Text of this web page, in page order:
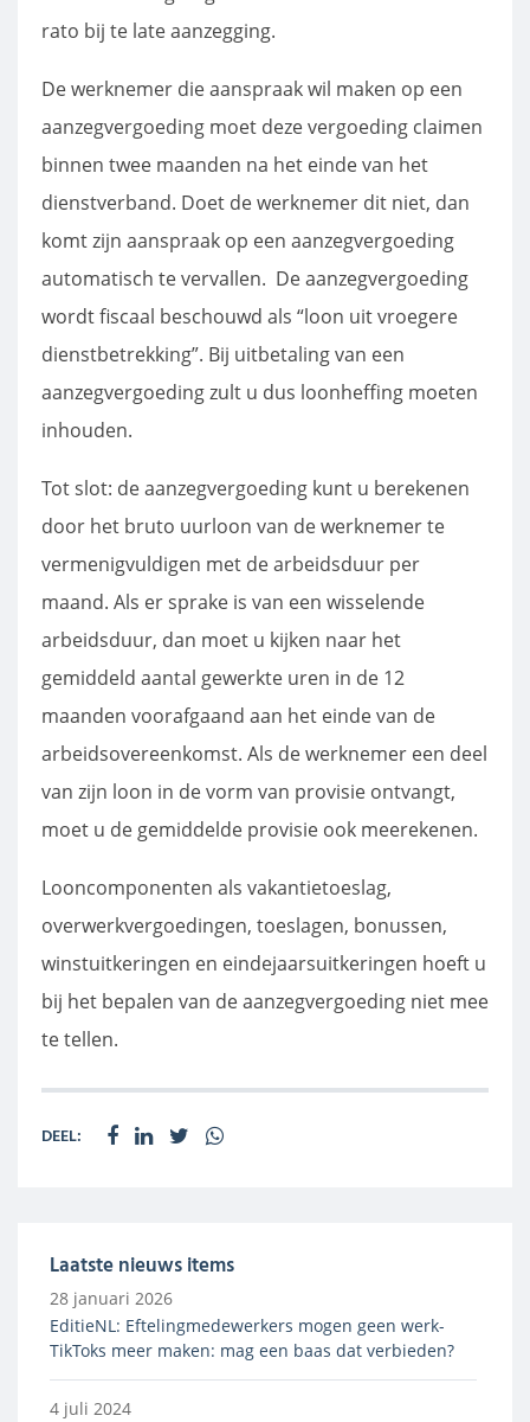
rato bij te late aanzegging.
De werknemer die aanspraak wil maken op een
aanzegvergoeding moet deze vergoeding claimen
binnen twee maanden na het einde van het
dienstverband. Doet de werknemer dit niet, dan
komt zijn aanspraak op een aanzegvergoeding
automatisch te vervallen. De aanzegvergoeding
wordt fiscaal beschouwd als “loon uit vroegere
dienstbetrekking”. Bij uitbetaling van een
aanzegvergoeding zult u dus loonheffing moeten
inhouden.
Tot slot: de aanzegvergoeding kunt u berekenen
door het bruto uurloon van de werknemer te
vermenigvuldigen met de arbeidsduur per
maand. Als er sprake is van een wisselende
arbeidsduur, dan moet u kijken naar het
gemiddeld aantal gewerkte uren in de 12
maanden voorafgaand aan het einde van de
arbeidsovereenkomst. Als de werknemer een deel
van zijn loon in de vorm van provisie ontvangt,
moet u de gemiddelde provisie ook meerekenen.
Looncomponenten als vakantietoeslag,
overwerkvergoedingen, toeslagen, bonussen,
winstuitkeringen en eindejaarsuitkeringen hoeft u
bij het bepalen van de aanzegvergoeding niet mee
te tellen.
DEEL:
Laatste nieuws items
28 januari 2026
EditieNL: Eftelingmedewerkers mogen geen werk-
TikToks meer maken: mag een baas dat verbieden?
4 juli 2024